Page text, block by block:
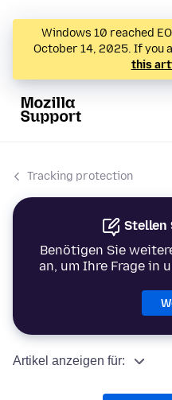
Windows 10 reached
October 14, 2025. If you
this
Tracking protection
Stellen
Benötigen Sie
an, um Ihre Frage in
Artikel anzeigen für: